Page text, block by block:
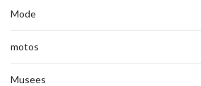
Mode
motos
Musees